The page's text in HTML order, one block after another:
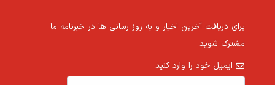
برای دریافت آخرین اخبار و به روز رسانی ها در خبرنامه ما
مشترک شوید
ایمیل خود را وارد کنید